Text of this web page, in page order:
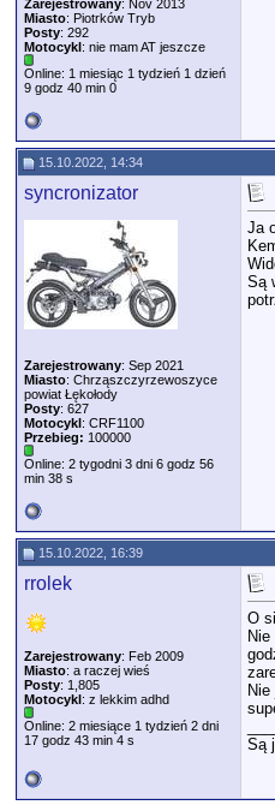
Zarejestrowany: Nov 2013
Miasto: Piotrków Tryb
Posty: 292
Motocykl: nie mam AT jeszcze
Online: 1 miesiąc 1 tydzień 1 dzień
9 godz 40 min 0
15.10.2022, 14:34
syncronizator
Zarejestrowany: Sep 2021
Miasto: Chrząszczyrzewoszyce
powiat Łękołody
Posty: 627
Motocykl: CRF1100
Przebieg: 100000
Online: 2 tygodni 3 dni 6 godz 56
min 38 s
Ja
Są
15.10.2022, 16:39
rrolek
Zarejestrowany: Feb 2009
Miasto: a raczej wieś
Posty: 1,805
Motocykl: z lekkim adhd
Online: 2 miesiące 1 tydzień 2 dni
17 godz 43 min 4 s
O
Są